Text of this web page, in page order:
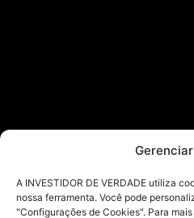
A INVESTIDOR DE VERDADE utiliza
nossa ferramenta. Você pode
"Configurações de Cookies". Para